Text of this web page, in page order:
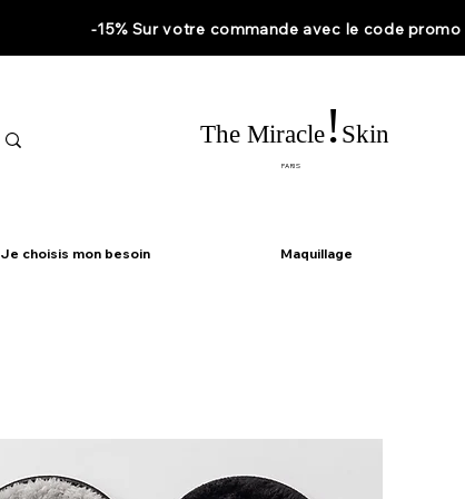
-15% Sur votre commande avec le code promo
The Miracle ! Skin
PARIS
Je choisis mon besoin Maquillage